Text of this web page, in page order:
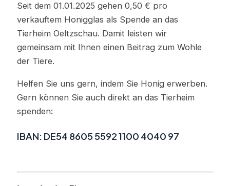
Seit dem 01.01.2025 gehen 0,50 € pro
verkauftem Honigglas als Spende an das
Tierheim Oeltzschau. Damit leisten wir
gemeinsam mit Ihnen einen Beitrag zum Wohle
der Tiere.
Helfen Sie uns gern, indem Sie Honig erwerben.
Gern können Sie auch direkt an das Tierheim
spenden:
IBAN: DE54 8605 5592 1100 4040 97